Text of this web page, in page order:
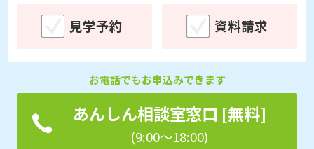
見学予約 資料請求
お電話でもお申込みできます
あんしん相談室窓口 [無料]
(9:00～18:00)